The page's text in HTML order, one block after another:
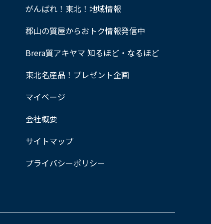
がんばれ！東北！地域情報
郡山の質屋からおトク情報発信中
Brera質アキヤマ 知るほど・なるほど
東北名産品！プレゼント企画
マイページ
会社概要
サイトマップ
プライバシーポリシー